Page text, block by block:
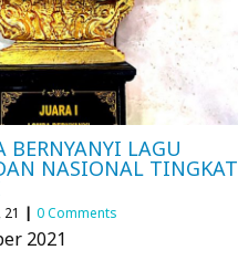
BERNYANYI LAGU
NASIONAL TINGKAT
| 0 Comments
2021